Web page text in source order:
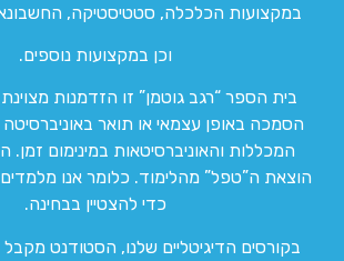
במקצועות הכלכלה, סטטיסטיקה,
וכן במקצועות נוספים.
בית הספר “רגב גוטמן” זו הזדמנות
הסמכה באופן עצמאי או תואר
המכללות והאוניברסיטאות במינימום זמן.
הוצאת ה”טפל” מהלימוד. כלומר אנו
כדי להצטיין בבחינה.
בקורסים הדיגיטליים שלנו, הסטודנט מקבל